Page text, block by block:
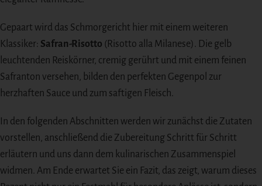
Gepaart wird das Schmorgericht hier mit einem weiteren
Klassiker: Safran-Risotto (Risotto alla Milanese). Die gelb
leuchtenden Reiskörner, cremig gerührt und mit einem feinen
Safranton versehen, bilden den perfekten Gegenpol zur
herzhaften Sauce und zum saftigen Fleisch.
In den folgenden Abschnitten werden wir zunächst die Zutaten
vorstellen, anschließend die Zubereitung Schritt für Schritt
erläutern und uns dann dem kulinarischen Zusammenspiel
widmen. Am Ende erwartet Sie ein Fazit, das zeigt, warum dieses